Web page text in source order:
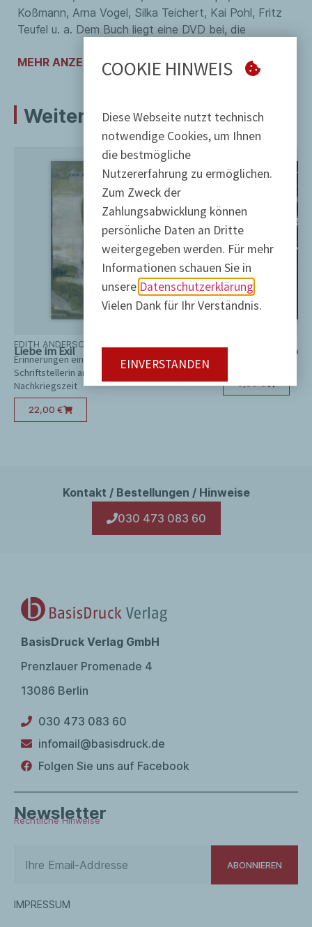
Koßmann, Arna Vogel, Silka Teichert, Kai Pohl, Fritz
Teufel u. a. Dem Buch liegt eine DVD bei, die
Knofo enthält, das 1986 für den Filmessay
Projekt
geführt wurde. Didi Danquart und Harry
Der Band enthält eine Bibliographie der
Veröffentlichungen von Knofo.
Knofos Portrait: Kerstin Gürke, Berlin
MEHR ANZEIGEN
Weitere Artikel
EDITH ANDERSON
Liebe im Exil
Erinnerungen einer amerikanischen
Schriftstellerin an das Leben im Berlin der
Nachkriegszeit
22,00 €
Berliner
Kontakt / Bestellungen / Hinweise
030 473 083 60
BasisDruck Verlag GmbH
Prenzlauer Promenade 4
13086 Berlin
030 473 083 60
infomail@basisdruck.de
Folgen Sie uns auf Facebook
Newsletter
Rechtliche Hinweise
ABONNIEREN
IMPRESSUM
COOKIE HINWEIS
Diese Webseite nutzt technisch
notwendige Cookies, um Ihnen
die bestmögliche
Nutzererfahrung zu ermöglichen.
Zum Zweck der
Zahlungsabwicklung können
persönliche Daten an Dritte
weitergegeben werden. Für mehr
Informationen schauen Sie in
unsere Datenschutzerklärung
Vielen Dank für Ihr Verständnis.
EINVERSTANDEN